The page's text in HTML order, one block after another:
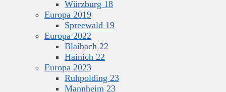
Würzburg 18
Europa 2019
Spreewald 19
Europa 2022
Blaibach 22
Hainich 22
Europa 2023
Ruhpolding 23
Mannheim 23